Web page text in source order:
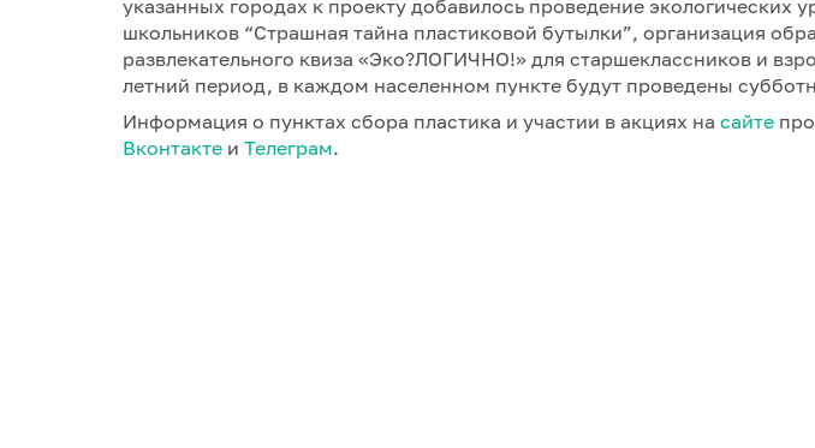
указанных городах к проекту добавилось проведение экологических
школьников “Страшная тайна пластиковой бутылки”, организация
развлекательного квиза «Эко?ЛОГИЧНО!» для старшеклассников и
летний период, в каждом населенном пункте будут проведены
Информация о пунктах сбора пластика и участии в акциях на сайте
Вконтакте и Телеграм.